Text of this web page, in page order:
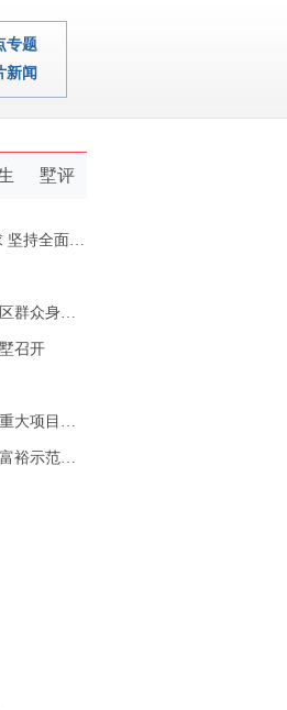
专题
新闻
墅评
会又好又快发展
身体健康
召开
开工签约
拱墅样本